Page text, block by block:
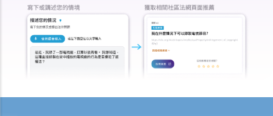
由嗎？
Q3. 在擁擠的道路上，如果一輛汽車的大部分（例如，其長度的2/3）已
駛過黃色方格路口，駕駛者是否違反了任何交通法例？
Q4. 當交通燈號變為黃色時，駕駛者已立即停車；燈號變成紅色時，汽